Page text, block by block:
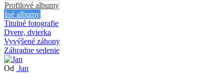
Profilové albumy
Iné albumy
Titulné fotografie
Dvere, dvierka
Vyvýšené záhony
Záhradne sedenie
Od Jan